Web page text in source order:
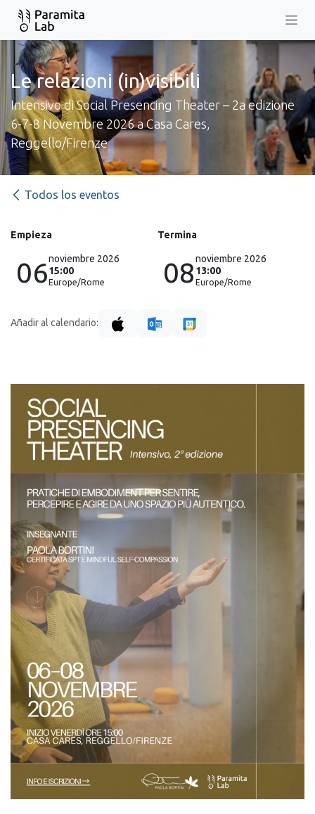
Ir al contenido
Le relazioni (in)visibili
Intensivo di Social Presencing Theater – 2a edizione
6-7-8 Novembre 2026 a Casa Cares,
Reggello/Firenze
Todos los eventos
Empieza
06noviembre 2026
15:00
Europe/Rome
Termina
08noviembre 2026
13:00
Europe/Rome
Añadir al calendario: